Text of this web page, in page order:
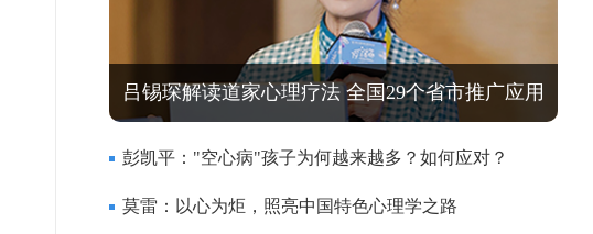
吕锡琛解读道家心理疗法 全国29个省市推广应用
彭凯平："空心病"孩子为何越来越多？如何应对？
莫雷：以心为炬，照亮中国特色心理学之路